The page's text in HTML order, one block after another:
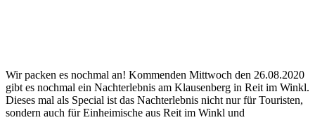
Wir packen es nochmal an! Kommenden Mittwoch den 26.08.2020
gibt es nochmal ein Nachterlebnis am Klausenberg in Reit im Winkl.
Dieses mal als Special ist das Nachterlebnis nicht nur für Touristen,
sondern auch für Einheimische aus Reit im Winkl und